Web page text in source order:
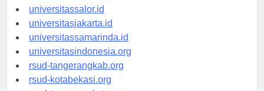
universitaswalesi.id
universitassalor.id
universitasjakarta.id
universitassamarinda.id
universitasindonesia.org
rsud-tangerangkab.org